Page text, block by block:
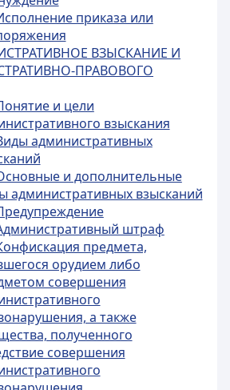
приказа или
ВЗЫСКАНИЕ И
ПРАВОВОГО
и цели
взыскания
административных
и дополнительные
административных взысканий
штраф
предмета,
орудием либо
совершения
а также
полученного
совершения